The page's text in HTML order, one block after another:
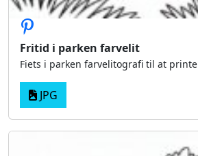
Fritid i parken farvelit
Fiets i parken farvelitografi til at printe
JPG